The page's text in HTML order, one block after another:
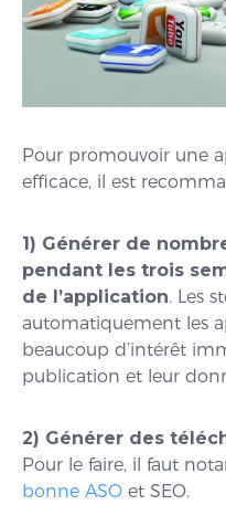
Pour promouvoir une
efficace, il est
1) Générer de
pendant les trois
de l’application. Les
automatiquement les
beaucoup d’intérêt
publication et leur
2) Générer des
Pour le faire, il faut
bonne ASO et SEO.